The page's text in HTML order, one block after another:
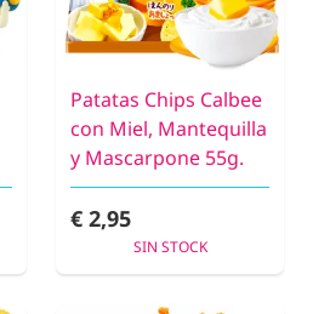
Patatas Chips Calbee
con Miel, Mantequilla
y Mascarpone 55g.
€ 2,95
SIN STOCK